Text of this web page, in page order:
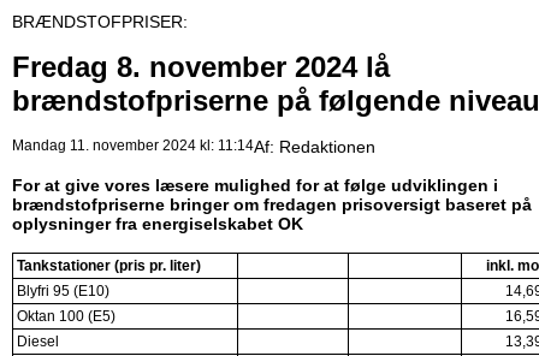
BRÆNDSTOFPRISER:
Fredag 8. november 2024 lå
brændstofpriserne på følgende niveau
Mandag 11. november 2024 kl: 11:14Af: Redaktionen
For at give vores læsere mulighed for at følge udviklingen i
brændstofpriserne bringer om fredagen prisoversigt baseret på
oplysninger fra energiselskabet OK
Tankstationer (pris pr. liter)
inkl.
Blyfri 95 (E10)
Oktan 100 (E5)
Diesel